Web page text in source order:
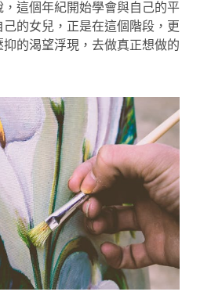
，這個年紀開始學會與自己的平
的女兒，正是在這個階段，更
的渴望浮現，去做真正想做的